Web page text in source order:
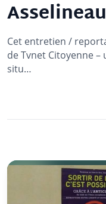
Cet entretien /
de Tvnet Citoyenne
situ…